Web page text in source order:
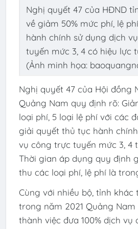
Nghị quyết 47 của HĐND
về giảm 50% mức phí, lệ
hành chính sử dụng dịch
tuyến mức 3, 4 có hiệu lực
(Ảnh minh họa:
Nghị quyết 47 của Hội đồng
Quảng Nam quy định rõ:
loại phí, 5 loại lệ phí với các
giải quyết thủ tục hành
vụ công trực tuyến mức 3, 4
Thời gian áp dụng quy định
thu các loại phí, lệ phí là
Cùng với nhiều bộ, tỉnh khác
trong năm 2021 Quảng
thành việc đưa 100% dịch vụ